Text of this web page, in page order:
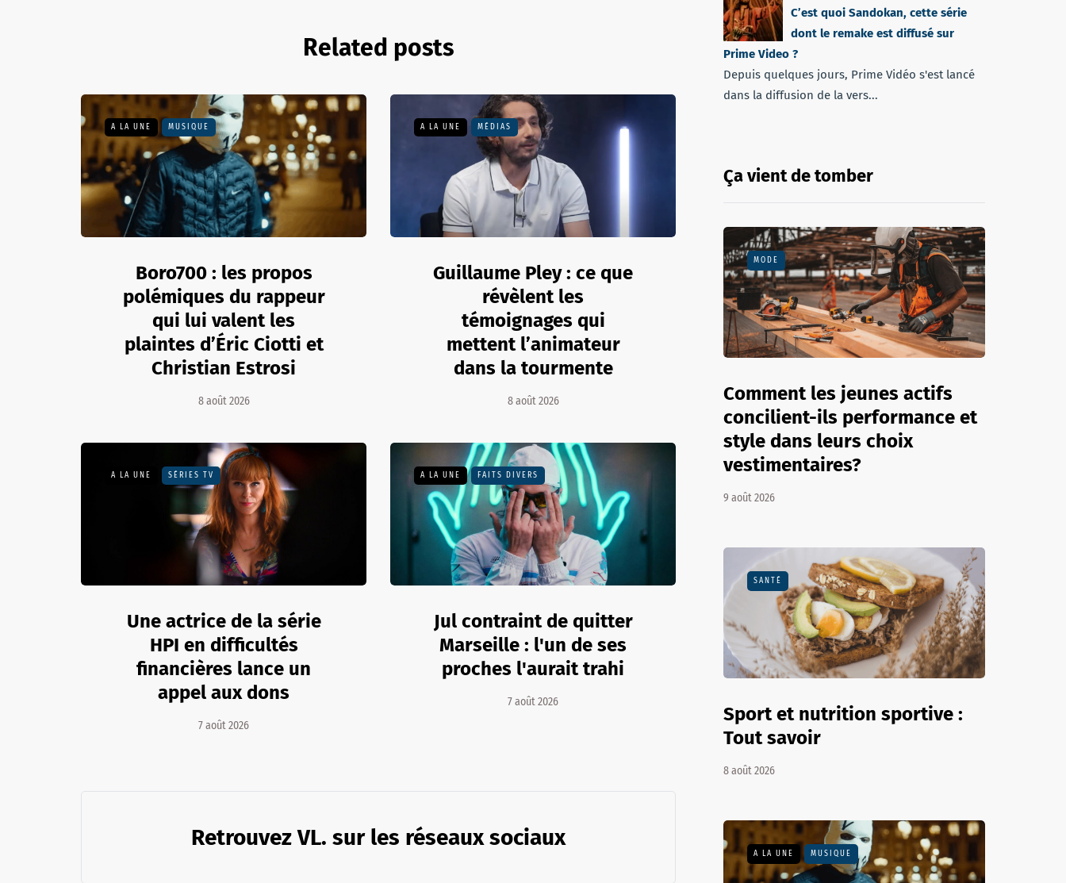
Related posts
A LA UNE MUSIQUE
Boro700 : les propos
polémiques du rappeur
qui lui valent les
plaintes d’Éric Ciotti et
Christian Estrosi
8 août 2026
A LA UNE MÉDIAS
Guillaume Pley : ce que
révèlent les
témoignages qui
mettent l’animateur
dans la tourmente
8 août 2026
A LA UNE SÉRIES TV
Une actrice de la série
HPI en difficultés
financières lance un
appel aux dons
7 août 2026
A LA UNE FAITS DIVERS
Jul contraint de quitter
Marseille : l'un de ses
proches l'aurait trahi
7 août 2026
Retrouvez VL. sur les réseaux sociaux
C’est quoi Sandokan, cette série
dont le remake est diffusé sur
Prime Video ?
Depuis quelques jours, Prime Vidéo s'est lancé
dans la diffusion de la vers...
Ça vient de tomber
MODE
Comment les jeunes actifs
concilient-ils performance et
style dans leurs choix
vestimentaires?
9 août 2026
SANTÉ
Sport et nutrition sportive :
Tout savoir
8 août 2026
A LA UNE MUSIQUE